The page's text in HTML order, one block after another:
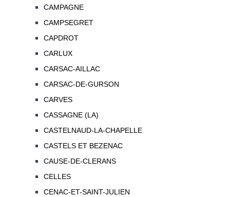
CAMPAGNE
CAMPSEGRET
CAPDROT
CARLUX
CARSAC-AILLAC
CARSAC-DE-GURSON
CARVES
CASSAGNE (LA)
CASTELNAUD-LA-CHAPELLE
CASTELS ET BEZENAC
CAUSE-DE-CLERANS
CELLES
CENAC-ET-SAINT-JULIEN